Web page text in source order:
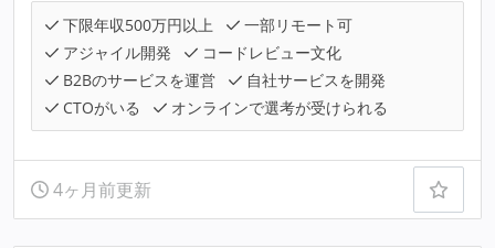
下限年収500万円以上
一部リモート可
アジャイル開発
コードレビュー文化
B2Bのサービスを運営
自社サービスを開発
CTOがいる
オンラインで選考が受けられる
4ヶ月前更新